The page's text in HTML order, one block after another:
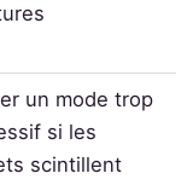
un mode trop
si les
scintillent